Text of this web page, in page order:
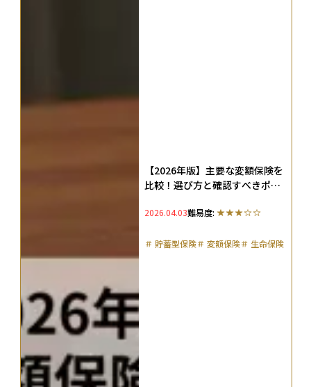
【2026年版】主要な変額保険を
比較！選び方と確認すべきポイ
理
2026.04.03難易度:
＃ 貯蓄型保険＃ 変額保険＃ 生命保険